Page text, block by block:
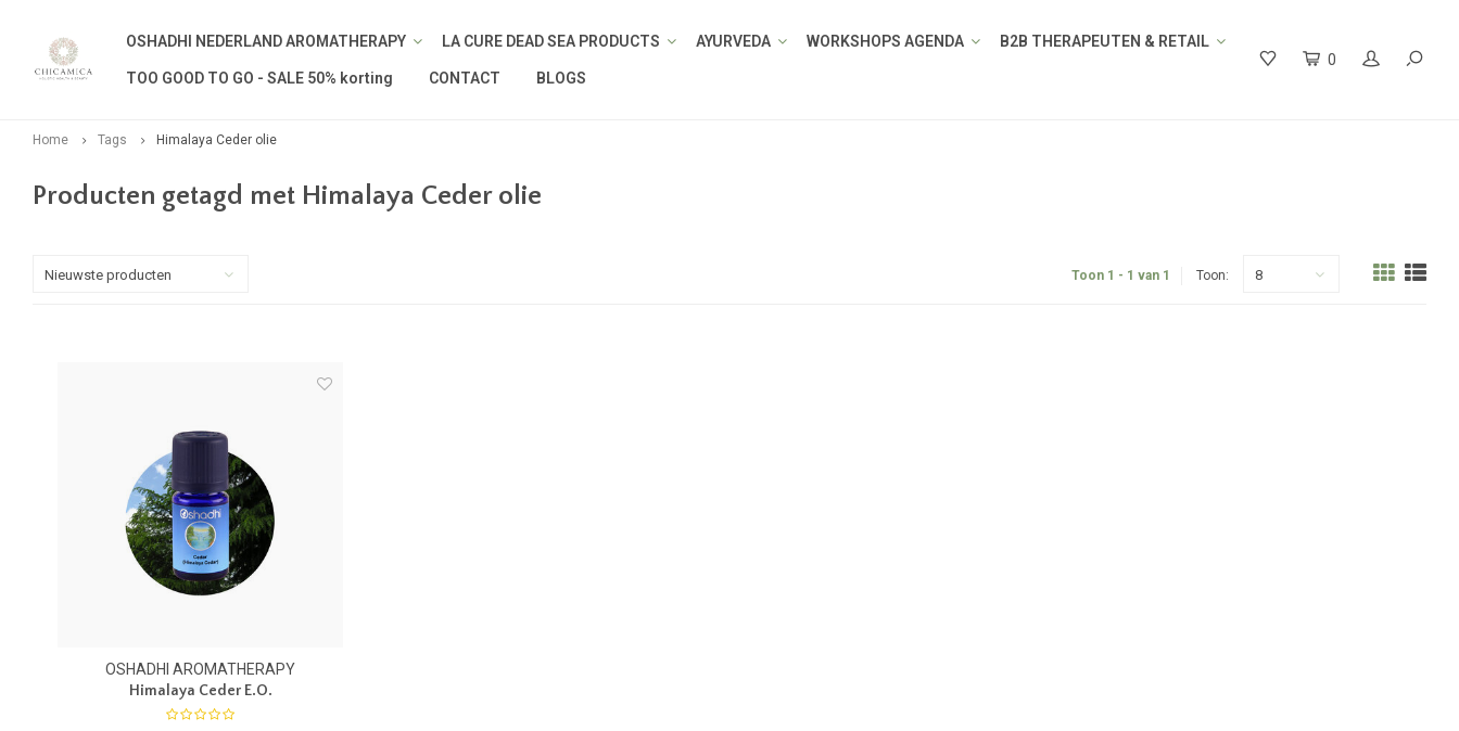
OSHADHI NEDERLAND AROMATHERAPY LA CURE DEAD SEA PRODUCTS AYURVEDA WORKSHOPS AGENDA B2B THERAPEUTEN & RETAIL
TOO GOOD TO GO - SALE 50% korting CONTACT BLOGS
0
Home Tags Himalaya Ceder olie
Producten getagd met Himalaya Ceder olie
Nieuwste producten Toon 1 - 1 van 1 Toon: 8
OSHADHI AROMATHERAPY
Himalaya Ceder E.O.